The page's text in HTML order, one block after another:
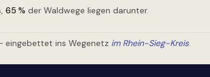
65 % der Waldwege liegen darunter.
eingebettet ins Wegenetz im Rhein-Sieg-Kreis.